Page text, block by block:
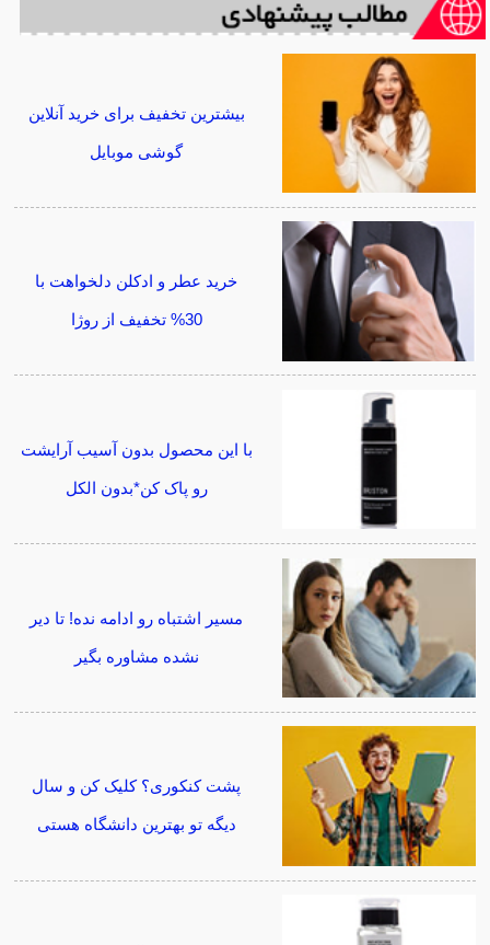
بیشترین تخفیف برای خرید آنلاین
گوشی موبایل
خرید عطر و ادکلن دلخواهت با
30% تخفیف از روژا
با این محصول بدون آسیب آرایشت
رو پاک کن*بدون الکل
مسیر اشتباه رو ادامه نده! تا دیر
نشده مشاوره بگیر
پشت کنکوری؟ کلیک کن و سال
دیگه تو بهترین دانشگاه هستی